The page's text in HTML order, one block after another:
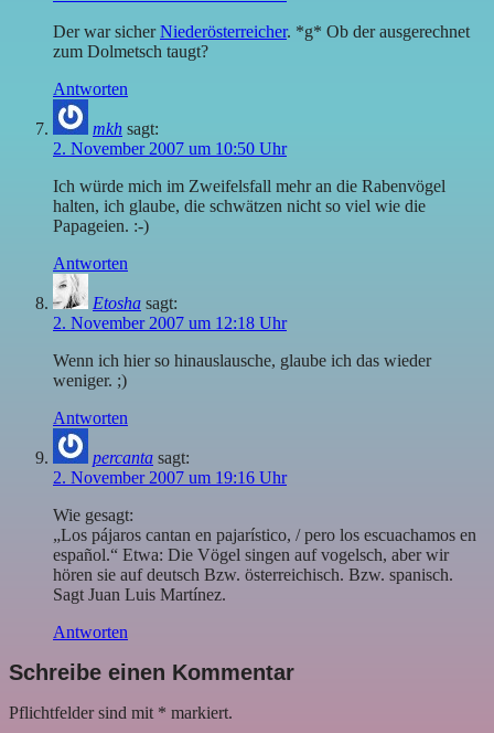
Der war sicherNiederösterreicher. *g* Ob der ausgerechnet
zum Dolmetsch taugt?
Antworten
mkh sagt:
2. November 2007 um 10:50 Uhr
Ich würde mich im Zweifelsfall mehr an die Rabenvögel
halten, ich glaube, die schwätzen nicht so viel wie die
Papageien. :-)
Antworten
Etosha sagt:
2. November 2007 um 12:18 Uhr
Wenn ich hier so hinauslausche, glaube ich das wieder
weniger. ;)
Antworten
percanta sagt:
2. November 2007 um 19:16 Uhr
Wie gesagt:
„Los pájaros cantan en pajarístico, / pero los escuachamos en
español.“ Etwa: Die Vögel singen auf vogelsch, aber wir
hören sie auf deutsch Bzw. österreichisch. Bzw. spanisch.
Sagt Juan Luis Martínez.
Antworten
Schreibe einen Kommentar
Pflichtfelder sind mit * markiert.